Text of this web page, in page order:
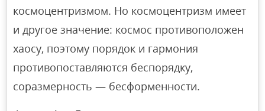
космоцентризмом. Но космоцентризм имеет
и другое значение: космос противоположен
хаосу, поэтому порядок и гармония
противопоставляются беспорядку,
соразмерность — бесформенности.